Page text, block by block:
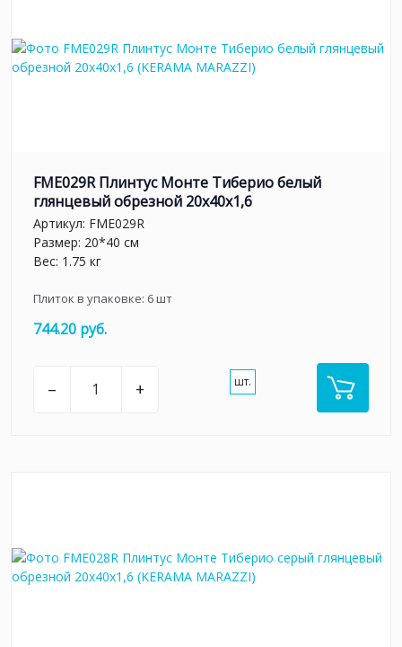
FME029R Плинтус Монте Тиберио белый
глянцевый обрезной 20x40x1,6
Артикул: FME029R
Размер: 20*40 см
Вес: 1.75 кг
Плиток в упаковке: 6шт
744.20 руб.
– + шт.